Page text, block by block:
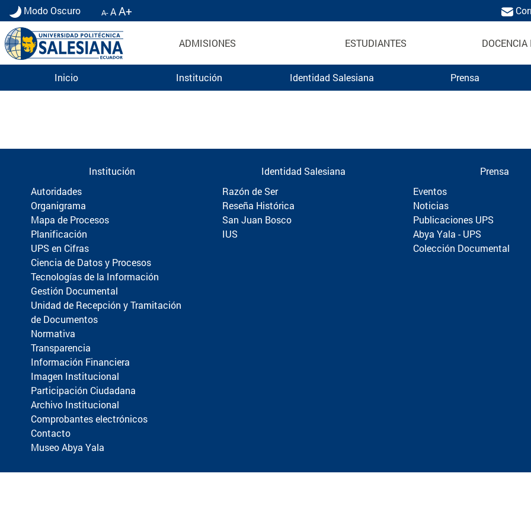
Modo Oscuro A-AA+
ADMISIONES ESTUDIANTES
Inicio Institución Identidad Salesiana Prensa
Información para Graduados UPS | Universidad Politécnica
Institución
Autoridades
Organigrama
Mapa de Procesos
Planificación
UPS en Cifras
Ciencia de Datos y Procesos
Tecnologías de la Información
Gestión Documental
Unidad de Recepción y Tramitación
de Documentos
Normativa
Transparencia
Información Financiera
Imagen Institucional
Participación Ciudadana
Archivo Institucional
Comprobantes electrónicos
Contacto
Museo Abya Yala
Identidad Salesiana
Razón de Ser
Reseña Histórica
San Juan Bosco
IUS
Prensa
Eventos
Noticias
Publicaciones UPS
Abya Yala - UPS
Colección Documental